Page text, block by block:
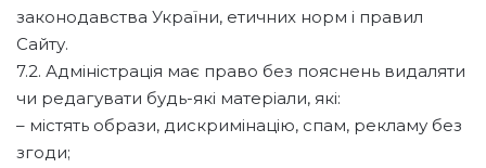
законодавства України, етичних норм і правил
Сайту.
7.2. Адміністрація має право без пояснень видаляти
чи редагувати будь-які матеріали, які:
– містять образи, дискримінацію, спам, рекламу без
згоди;